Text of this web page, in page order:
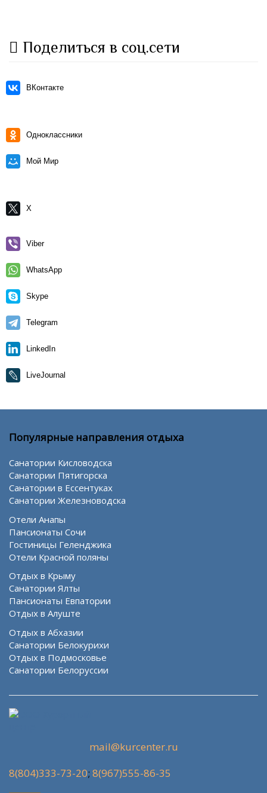
Поделиться в соц.сети
ВКонтакте
Одноклассники
Мой Мир
X
Viber
WhatsApp
Skype
Telegram
LinkedIn
LiveJournal
Популярные направления отдыха
Санатории Кисловодска
Санатории Пятигорска
Санатории в Ессентуках
Санатории Железноводска
Отели Анапы
Пансионаты Сочи
Гостиницы Геленджика
Отели Красной поляны
Отдых в Крыму
Санатории Ялты
Пансионаты Евпатории
Отдых в Алуште
Отдых в Абхазии
Санатории Белокурихи
Отдых в Подмосковье
Санатории Белоруссии
mail@kurcenter.ru
8(804)333-73-20; 8(967)555-86-35